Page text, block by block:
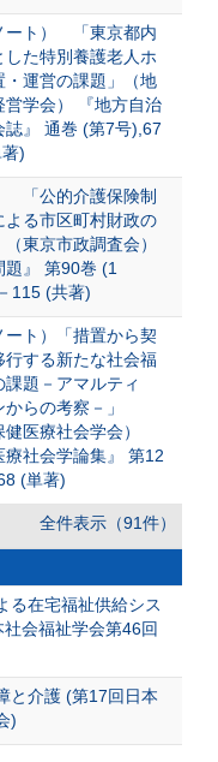
ート） 「東京都内
した特別養護老人ホ
・運営の課題」（地
営学会） 『地方自治
誌』 通巻 (第7号),67
)
「公的介護保険制
よる市区町村財政の
東京市政調査会）
題』 第90巻 (1
115 (共著)
ート）「措置から契
行する新たな社会福
課題－アマルティ
からの考察－」
健医療社会学会）
療社会学論集』 第12
(単著)
全件表示（91件）
る在宅福祉供給シス
会福祉学会第46回
と介護 (第17回日本
)